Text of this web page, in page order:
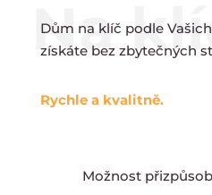
Dům na klíč podle
získáte bez zbytečných
Rychle a kvalitně.
Možnost